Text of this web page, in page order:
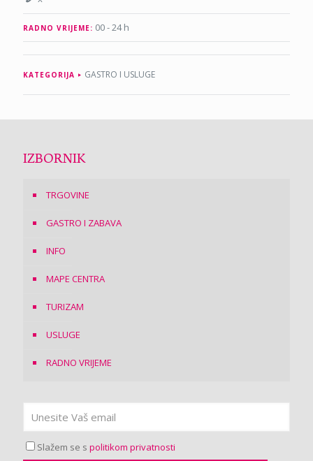
RADNO VRIJEME: 00 - 24 h
KATEGORIJA GASTRO I USLUGE
IZBORNIK
TRGOVINE
GASTRO I ZABAVA
INFO
MAPE CENTRA
TURIZAM
USLUGE
RADNO VRIJEME
Slažem se s politikom privatnosti